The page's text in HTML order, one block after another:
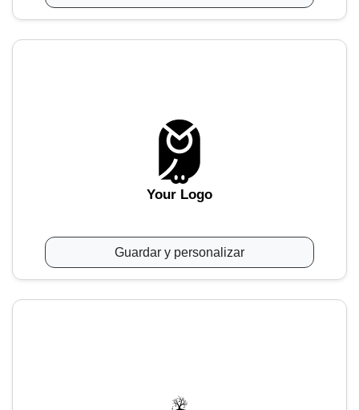
Your Logo
Guardar y personalizar